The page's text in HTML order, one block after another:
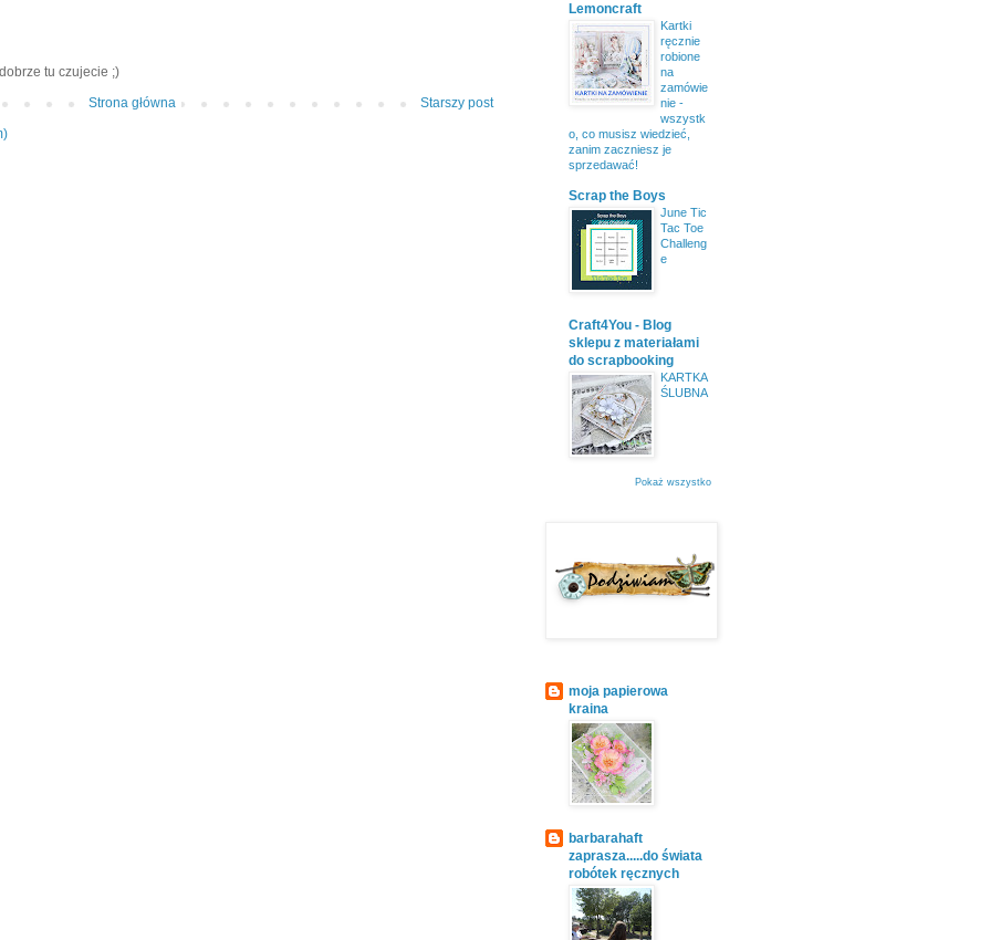
tu czujecie ;)
Starszy post
Strona główna
Lemoncraft
Kartki
ręcznie
robione
na
zamówie
nie -
wszystk
o, co musisz wiedzieć,
zanim zaczniesz je
sprzedawać!
Scrap the Boys
June Tic
Tac Toe
Challeng
e
Craft4You - Blog
sklepu z materiałami
do scrapbooking
KARTKA
ŚLUBNA
Pokaż wszystko
moja papierowa
kraina
barbarahaft
zaprasza.....do świata
robótek ręcznych